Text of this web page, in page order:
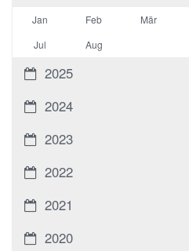
Jan Feb Mär
Jul
Aug
2025
2024
2023
2022
2021
2020